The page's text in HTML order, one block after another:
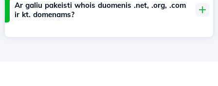
Ar galiu pakeisti whois duomenis .net, .org, .com
ir kt. domenams?